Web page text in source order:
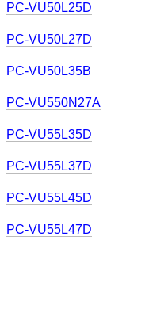
PC-VU50L25D
PC-VU50L27D
PC-VU50L35B
PC-VU550N27A
PC-VU55L35D
PC-VU55L37D
PC-VU55L45D
PC-VU55L47D